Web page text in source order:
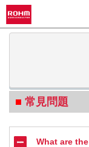
常見問題
What are